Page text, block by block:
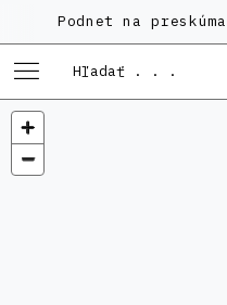
Podnet na